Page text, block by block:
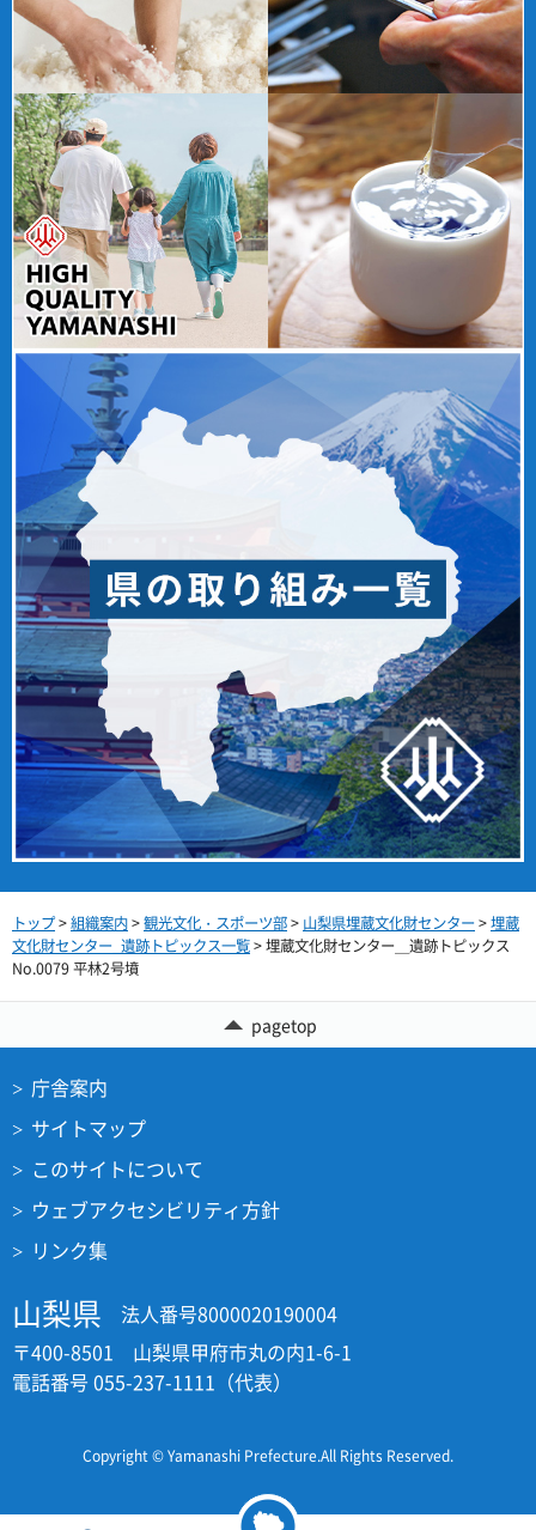
トップ>組織案内>観光文化・スポーツ部> 山梨県埋蔵文化財センター>埋蔵
文化財センター_遺跡トピックス一覧> 埋蔵文化財センター＿遺跡トピックス
No.0079 平林2号墳
pagetop
庁舎案内
サイトマップ
このサイトについて
ウェブアクセシビリティ方針
リンク集
山梨県
法人番号8000020190004
〒400-8501 山梨県甲府市丸の内1-6-1
電話番号 055-237-1111（代表）
Copyright © Yamanashi Prefecture.All Rights Reserved.